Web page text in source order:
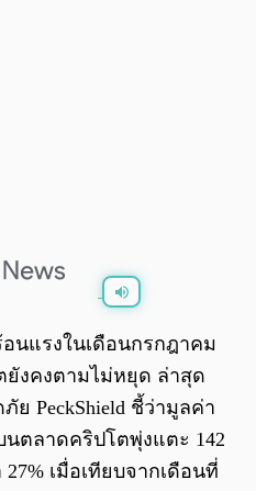
นแรงในเดือนกรกฎาคม
งคงตามไม่หยุด ล่าสุด
PeckShield ชี้ว่ามูลค่า
ตลาดคริปโตพุ่งแตะ 142
เมื่อเทียบจากเดือนที่